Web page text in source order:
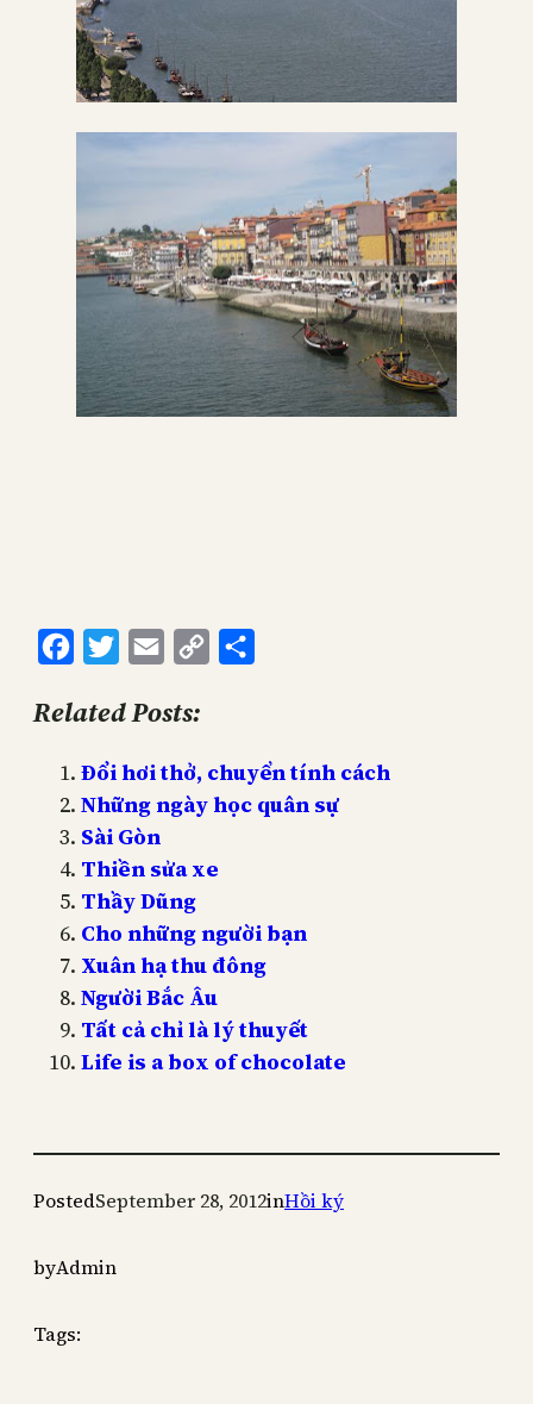
FacebookTwitterEmail
Copy
Related Posts:
Đổi hơi thở, chuyển tính cách
Những ngày học quân sự
Sài Gòn
Thiền sửa xe
Thầy Dũng
Cho những người bạn
Xuân hạ thu đông
Người Bắc Âu
Tất cả chỉ là lý thuyết
Life is a box of chocolate
PostedSeptember 28, 2012inHồi ký
byAdmin
Tags: